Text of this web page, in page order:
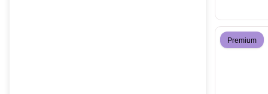
Premium